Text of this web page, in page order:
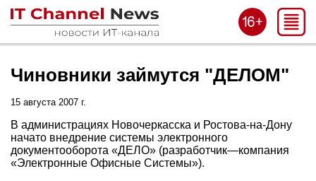
Чиновники займутся "ДЕЛОМ"
15 августа 2007 г.
В администрациях Новочеркасска и Ростова-на-Дону
начато внедрение системы электронного
документооборота «ДЕЛО» (разработчик—компания
«Электронные Офисные Системы»).